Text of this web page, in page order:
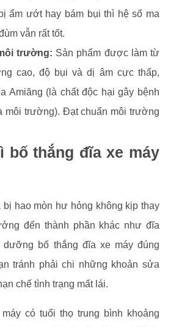
ẩm ướt hay bám bụi thì hệ số ma
vẫn rất tốt.
trường: Sản phẩm được làm từ
cao, độ bụi và dị âm cực thấp,
Amiăng (là chất độc hại gây bệnh
môi trường). Đạt chuẩn môi trường
bố thắng đĩa xe máy
bị hao mòn hư hỏng không kịp thay
đến thành phần khác như đĩa
dưỡng bố thắng đĩa xe máy đúng
tránh phải chi những khoản sửa
chế tình trạng mất lái.
có tuổi thọ trung bình khoảng